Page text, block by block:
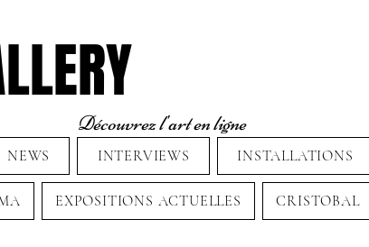
Découvrez l'art en ligne
NEWS INTERVIEWS INSTALLATIONS
EXPOSITIONS ACTUELLES CRISTOBAL